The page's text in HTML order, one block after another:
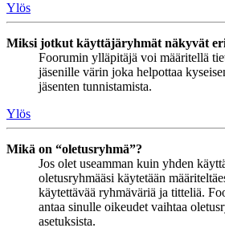
Ylös
Miksi jotkut käyttäjäryhmät näkyvät
Foorumin ylläpitäjä voi määritellä
jäsenille värin joka helpottaa
jäsenten tunnistamista.
Ylös
Mikä on “oletusryhmä”?
Jos olet useamman kuin yhden
oletusryhmääsi käytetään
käytettävää ryhmäväriä ja titteliä.
antaa sinulle oikeudet vaihtaa
asetuksista.